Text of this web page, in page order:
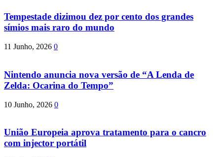
Tempestade dizimou dez por cento dos grandes
símios mais raro do mundo
11 Junho, 2026 0
Nintendo anuncia nova versão de “A Lenda de
Zelda: Ocarina do Tempo”
10 Junho, 2026 0
União Europeia aprova tratamento para o cancro
com injector portátil